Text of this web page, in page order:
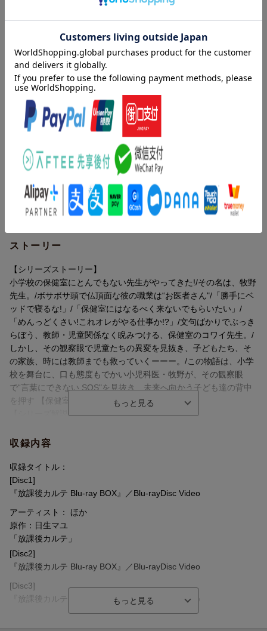
ご当選者様への賞品発送時期：2026年10月中旬予定
※応募券、シリアルコードは無くなり次第配布終了となります。
ト)によって異なる場合がございます。
※当選者の発表は賞品の発送をもって代えさせていただきます。
キャンペーン専用WebサイトURL：//summerdrama26pctcvap.jp/
【賞品】
ソニーUltra HD ブルーレイ/DVDプレーヤーUBP-X700 3名様
ソニーワイヤレスノイズキャンセリングイヤホンWF-1000XM5
3名様
Panasonic高周波治療器 コリコランループ 3名様
PanasonicヘアードライヤーナノケアEH-NA0K 3名様
Bose SoundLink Flex Portable Speaker(第2世代) 3名様
ヒツジのいらない枕?-至極ー 6名様
ATEX マッサージクッション ミニ AX-HCL318 12名様
※賞品の色は掲載の画像と異なる場合がございます。予めご了承
ください。また在庫状況によっては賞品が変更となる場合もござ
います。
※本キャンペーンは株式会社ポニーキャニオン、TCエンタテイン
メント株式会社、株式会社バップによる合同キャンペーンです。
【応募時注意事項】
※フェア案内に沿って、また記載の注意事項をよくお読みの上、
ご応募をお願いいたします。応募サイトに記載のご注意、案内事
項もよくお読み下さい。
※ご応募の際の申込内容に不備や虚偽などがあった場合、応募ま
※申込内容の変更・取り消しは期間に関わらず一切お受けできま
込内容の確認に関しましてもお受けできません。申込内容はご自
分でメモなどに控えていただけますようお願い申し上げます。
※ご応募の際の通信費などはお客様ご負担となります。予めご了
※当選は賞品の発送を持って代えさせていただきます。当落のお
問い合わせに関しましては一切お答えできません。予めご了承下
さい。
※ご応募は日本国内にお住まいの方で、賞品のお届け先が日本国
内の方に限らせていただきます。
※以下の場合は当選を無効とさせていただきますのでご注意くだ
さい。
・当選者から提供された情報が不十分で賞品のお届けが出来ない
内容紹介
小学校の保健室にとんでもない先生がやってきた！
その名は、牧野先生。
ボサボサ頭で仏頂面な彼の職業は“お医者さん”
「勝手にベッドで寝るな！」
「保健室にはなるべく来ないでもらいたい」
「めんっどくさい！これオレがやる仕事か！？」
文句ばかりでぶっきらぼう、
教師・児童関係なく睨みつける、保健室のコワイ先生。
しかし、その観察眼で児童たちの異変を見抜き、
子どもたち、その家族、時には教師までも救っていくーーー。
この物語は、小学校を舞台に、
その観察眼で“言葉にできないSOS”を見抜き、
未来へ向かう子ども達の背中を押す 【保健室ヒューマンドラマ】
です。
＜キャスト＞
松下洸平 森川葵 ホラン千秋 加藤千尋 高野洸
平岡祐太 ／ ソニン 塚本高史 ／ 吉沢悠 田辺誠一
＜スタッフ＞
原作：日生マユ『放課後カルテ』（講談社「BE・LOVE」所載）
©
日生マユ／講談社
音楽：得田真裕
ズ）
演出：鈴木勇馬 ほか
プロデューサー：岩崎秀紀、秋元孝之、大護彰子
チーフプロデューサー：松本京子
制作協力：オフィスクレッシェンド
製作著作：日本テレビ
日生マユ／講談社©NTV
※収録内容は変更となる場合がございます。
ストーリー
【シリーズストーリー】
小学校の保健室にとんでもない先生がやってきた!/その名は、牧野
先生。/ボサボサ頭で仏頂面な彼の職業は“お医者さん"/「勝手にベ
ッドで寝るな!」/「保健室にはなるべく来ないでもらいたい」/
「めんっどくさい!これオレがやる仕事か!?」/文句ばかりでぶっき
らぼう、教師・児童関係なく睨みつける、保健室のコワイ先生。/
しかし、その観察眼で児童たちの異変を見抜き、子どもたち、そ
の家族、時には教師までも救っていくーーー。/この物語は、小学
校を舞台に、口も態度もでかい小児科医・牧野が、その観察眼
で“言葉にできない SOS"を見抜き、未来へ向かう子ども達の背中
を押す 【保健室ヒューマンドラマ】 です。
【シリーズ解説】
収録内容
収録タイトル：
[Disc1]
『放課後カルテ Blu-ray BOX』／Blu-rayDisc Video
アーティスト： ほか
原作：日生マユ
「放課後カルテ」
[Disc2]
『放課後カルテ Blu-ray BOX』／Blu-rayDisc Video
[Disc3]
『放課後カルテ Blu-ray BOX』／Blu-rayDisc Video